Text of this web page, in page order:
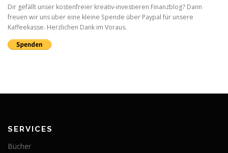
Dir gefällt unser kostenfreier kreativ-investieren Finanzblog? Dann
freuen wir uns über eine kleine Spende über Paypal für unsere
Kaffeekasse. Herzlichen Dank im Voraus.
SERVICES
Bücher